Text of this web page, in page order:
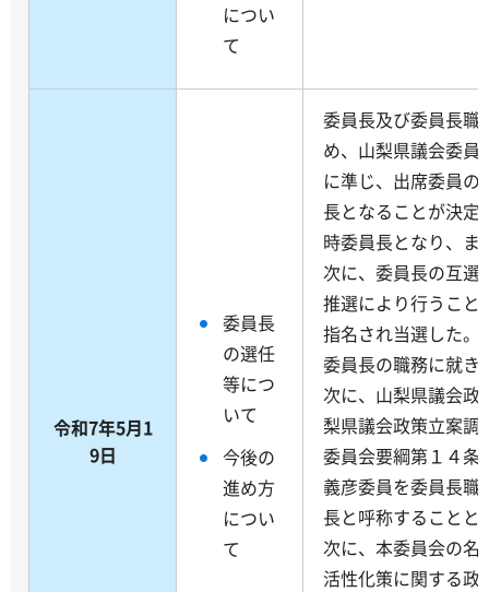
につい
て
令和7年5月1
9日
委員長
の選任
等につ
いて
今後の
進め方
につい
て
委員長及び委員長職
め、山梨県議会委員
に準じ、出席委員
長となることが決定
時委員長となり、ま
次に、委員長の互選
推選により行うこと
指名され当選した。
委員長の職務に就き
次に、山梨県議会政
梨県議会政策立案調
委員会要綱第１４条
義彦委員を委員長職
長と呼称することと
次に、本委員会の名
活性化策に関する政